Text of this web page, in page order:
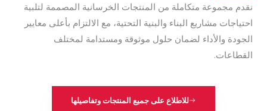
نقدم مجموعة متكاملة من المنتجات الخرسانية المصممة لتلبية
احتياجات مشاريع البناء والبنية التحتية، مع الالتزام بأعلى معايير
الجودة والأداء لضمان حلول موثوقة ومستدامة لمختلف
القطاعات.
للاطلاع على جميع المنتجات وتفاصيلها